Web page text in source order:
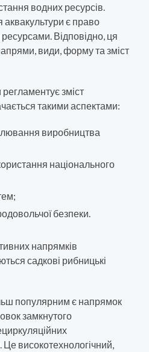
водних ресурсів.
є право
Відповідно, ця
види, форму та зміст
зміст
такими аспектами:
виробництва
національного
безпеки.
напрямків
садкові рибницькі
популярним є напрямок
замкнутого
Це високотехнологічний,